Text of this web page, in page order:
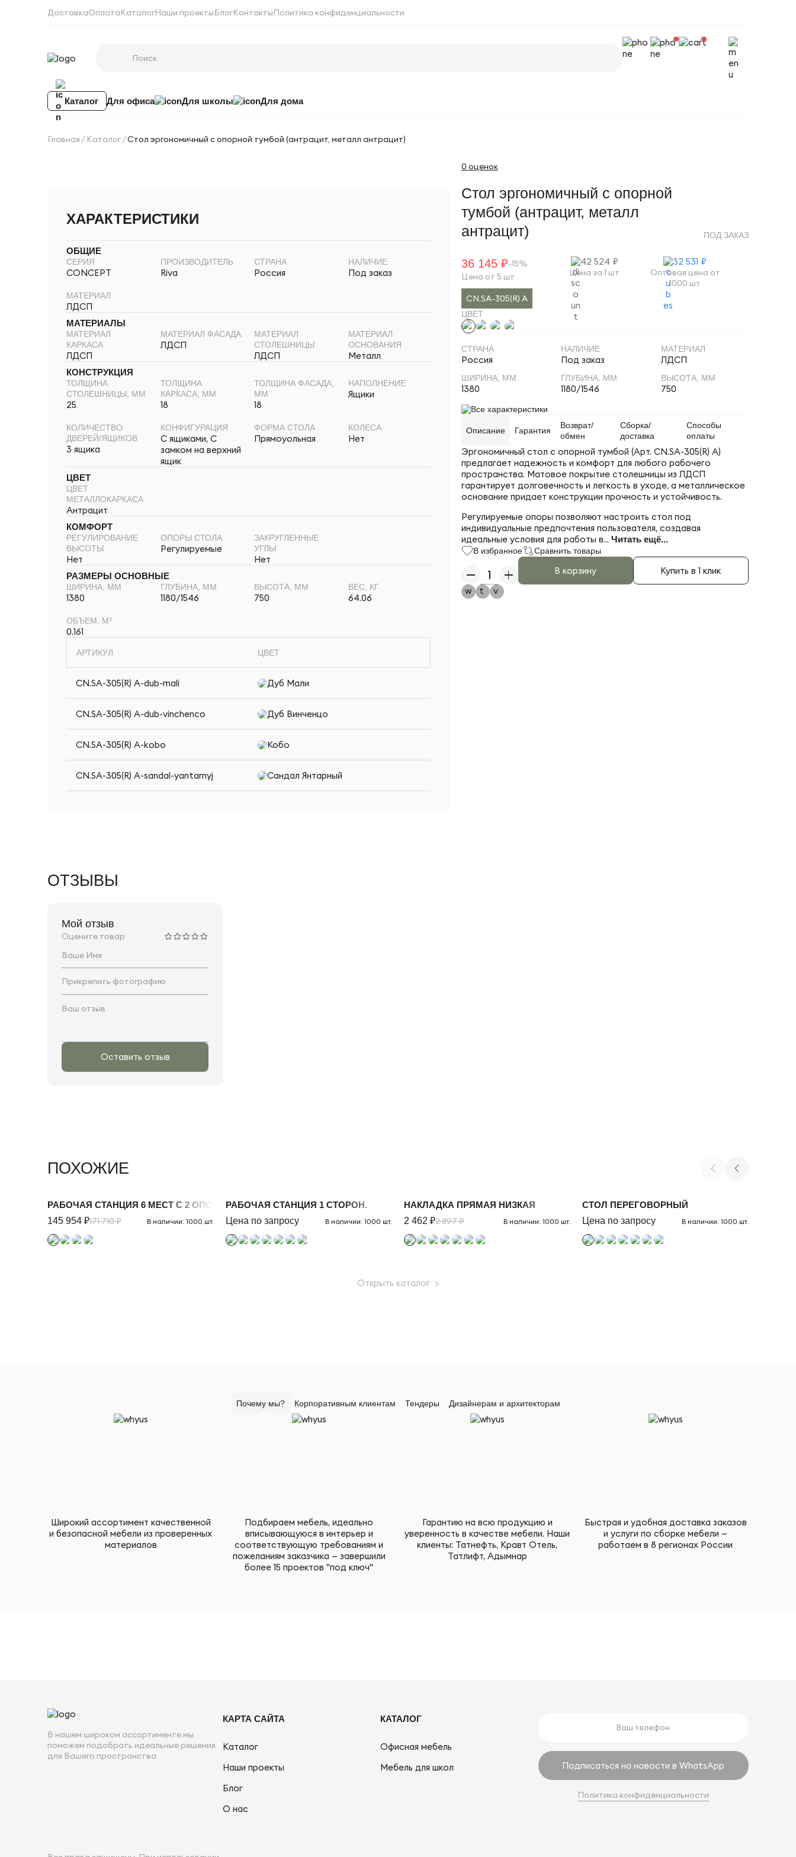
ДоставкаОплатаКаталогНаши проектыБлогКонтактыПолитика конфиденциальности
Каталог Для офиса Для школы Для дома
Главная Каталог Стол эргономичный с опорной тумбой (антрацит, металл антрацит)
ХАРАКТЕРИСТИКИ
ОБЩИЕ
СЕРИЯ
CONCEPT
ПРОИЗВОДИТЕЛЬ
Riva
СТРАНА
Россия
НАЛИЧИЕ
Под заказ
МАТЕРИАЛ
ЛДСП
МАТЕРИАЛЫ
МАТЕРИАЛ
КАРКАСА
ЛДСП
МАТЕРИАЛ ФАСАДА
ЛДСП
МАТЕРИАЛ
СТОЛЕШНИЦЫ
ЛДСП
МАТЕРИАЛ
ОСНОВАНИЯ
Металл
КОНСТРУКЦИЯ
ТОЛЩИНА
СТОЛЕШНИЦЫ, ММ
25
ТОЛЩИНА
КАРКАСА, ММ
18
ТОЛЩИНА ФАСАДА,
ММ
18
НАПОЛНЕНИЕ
Ящики
КОЛИЧЕСТВО
ДВЕРЕЙ/ЯЩИКОВ
3 ящика
КОНФИГУРАЦИЯ
С ящиками, С
замком на верхний
ящик
ФОРМА СТОЛА
Прямоуольная
КОЛЕСА
Нет
ЦВЕТ
ЦВЕТ
МЕТАЛЛОКАРКАСА
Антрацит
КОМФОРТ
РЕГУЛИРОВАНИЕ
ВЫСОТЫ
Нет
ОПОРЫ СТОЛА
Регулируемые
ЗАКРУГЛЕННЫЕ
УГЛЫ
Нет
РАЗМЕРЫ ОСНОВНЫЕ
ШИРИНА, ММ
1380
ГЛУБИНА, ММ
1180/1546
ВЫСОТА, ММ
750
ВЕС, КГ
64.06
ОБЪЕМ, М³
0.161
АРТИКУЛ ЦВЕТ
CN.SA-305(R) A-dub-mali Дуб Мали
CN.SA-305(R) A-dub-vinchenco Дуб Винченцо
CN.SA-305(R) A-kobo Кобо
CN.SA-305(R) A-sandal-yantarnyj Сандал Янтарный
0 оценок
Стол эргономичный с опорной
тумбой (антрацит, металл
антрацит)
ПОД ЗАКАЗ
36 145 ₽-15%
Цена от 5 шт
42 524 ₽
Цена за 1 шт
32 531 ₽
Оптовая цена от
1000 шт
CN.SA-305(R) A
ЦВЕТ
СТРАНА
Россия
НАЛИЧИЕ
Под заказ
МАТЕРИАЛ
ЛДСП
ШИРИНА, ММ
1380
ГЛУБИНА, ММ
1180/1546
ВЫСОТА, ММ
750
Все характеристики
Описание Гарантия
Возврат/
обмен
Сборка/
доставка
Способы
оплаты
Эргономичный стол с опорной тумбой (Арт. CN.SA-305(R) A)
предлагает надежность и комфорт для любого рабочего
пространства. Матовое покрытие столешницы из ЛДСП
гарантирует долговечность и легкость в уходе, а металлическое
основание придает конструкции прочность и устойчивость.
Регулируемые опоры позволяют настроить стол под
индивидуальные предпочтения пользователя, создавая
идеальные условия для работы в... Читать ещё...
В избранное Сравнить товары
В корзину Купить в 1 клик
ОТЗЫВЫ
Мой отзыв
Оцените товар
Прикрепить фотографию
Оставить отзыв
ПОХОЖИЕ
РАБОЧАЯ СТАНЦИЯ 6 МЕСТ С 2 ОПОРНЫМИ ТУМБАМИ (БЕЛЫЙ БРИЛЛИАНТ, МЕТАЛЛ БЕЛЫЙ)
145 954 ₽171 710 ₽ В наличии: 1000 шт.
РАБОЧАЯ СТАНЦИЯ 1 СТОРОН.
Цена по запросу
В наличии: 1000 шт.
НАКЛАДКА ПРЯМАЯ НИЗКАЯ
2 462 ₽2 897 ₽ В наличии: 1000 шт.
СТОЛ ПЕРЕГОВОРНЫЙ
Цена по запросу
В наличии: 1000 шт.
Открыть каталог >
Почему мы? Корпоративным клиентам Тендеры Дизайнерам и архитекторам
Широкий ассортимент качественной
и безопасной мебели из проверенных
материалов
Подбираем мебель, идеально
вписывающуюся в интерьер и
соответствующую требованиям и
пожеланиям заказчика — завершили
более 15 проектов "под ключ"
Гарантию на всю продукцию и
уверенность в качестве мебели. Наши
клиенты: Татнефть, Кравт Отель,
Татлифт, Адымнар
Быстрая и удобная доставка заказов
и услуги по сборке мебели —
работаем в 8 регионах России
В нашем широком ассортименте мы
поможем подобрать идеальные решения
для Вашего пространства
КАРТА САЙТА
Каталог
Наши проекты
Блог
О нас
КАТАЛОГ
Офисная мебель
Мебель для школ
Подписаться на новости в WhatsApp
Политика конфиденциальности